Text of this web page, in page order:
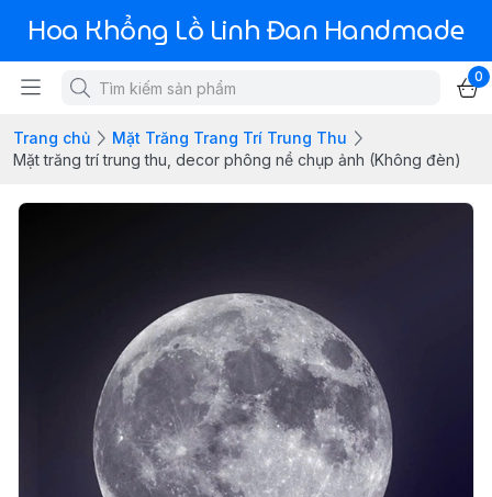
Hoa Khổng Lồ Linh Đan Handmade
0
Trang chủ
Mặt Trăng Trang Trí Trung Thu
Mặt trăng trí trung thu, decor phông nề chụp ảnh (Không đèn)